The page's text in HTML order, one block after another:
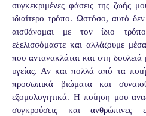
συγκεκριμένες φάσεις της ζωής
ιδιαίτερο τρόπο. Ωστόσο, αυτό
αισθάνομαι με τον ίδιο
εξελισσόμαστε και αλλάζουμε
που αντανακλάται και στη
υγείας. Αν και πολλά από τα
προσωπικά βιώματα και
εξομολογητικά. Η ποίηση μου
συγκρούσεις και ανθρώπινες